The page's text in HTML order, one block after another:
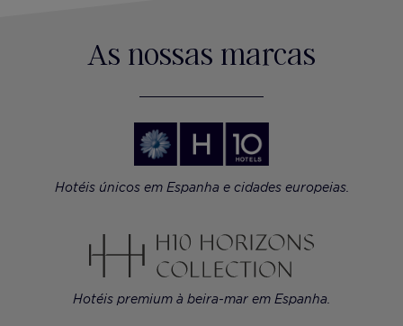
As nossas marcas
Hotéis únicos em Espanha e cidades europeias.
Hotéis premium à beira-mar em Espanha.